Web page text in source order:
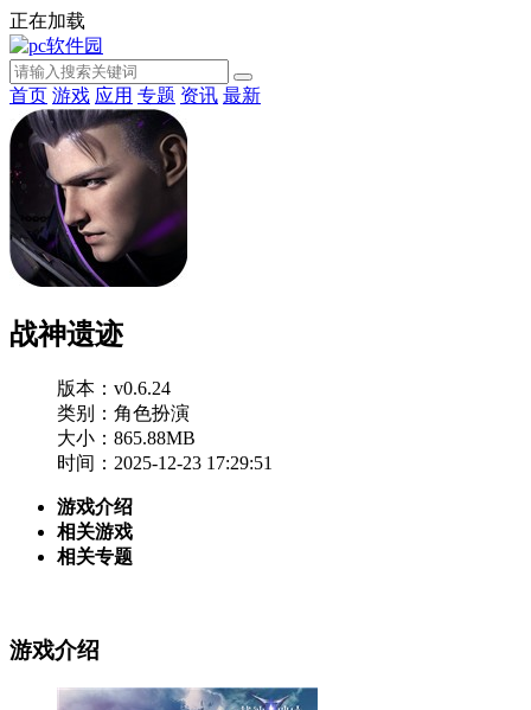
正在加载
首页 游戏 应用 专题 资讯 最新
战神遗迹
版本：v0.6.24
类别：角色扮演
大小：865.88MB
时间：2025-12-23 17:29:51
游戏介绍
相关游戏
相关专题
游戏介绍